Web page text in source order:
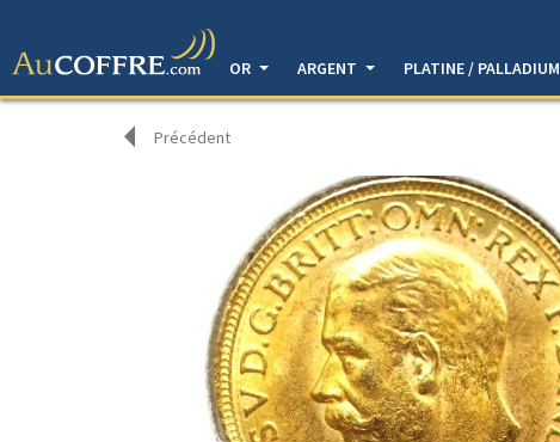
OR
ARGENT PLATINE / PALLADIUM
Précédent